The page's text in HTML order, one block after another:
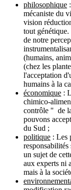
philosophique
mécaniste du
vision
tout
de notre
(humains,
(chez les
l'acceptation
humains à la
économique :
chimico-
contrôle " de
pouvons
du Sud ;
politique : Les
un sujet de
aux experts ni
mais à la